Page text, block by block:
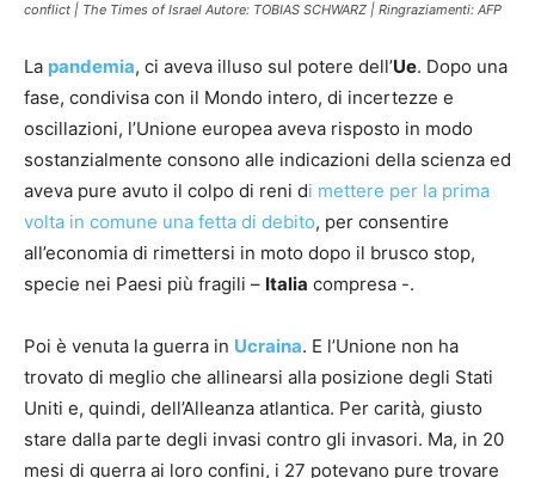
conflict | The Times of Israel Autore: TOBIAS SCHWARZ | Ringraziamenti: AFP
La pandemia, ci aveva illuso sul potere dell’Ue. Dopo una
fase, condivisa con il Mondo intero, di incertezze e
oscillazioni, l’Unione europea aveva risposto in modo
sostanzialmente consono alle indicazioni della scienza ed
aveva pure avuto il colpo di reni di mettere per la prima
volta in comune una fetta di debito, per consentire
all’economia di rimettersi in moto dopo il brusco stop,
specie nei Paesi più fragili – Italia compresa -.
Poi è venuta la guerra in Ucraina. E l’Unione non ha
trovato di meglio che allinearsi alla posizione degli Stati
Uniti e, quindi, dell’Alleanza atlantica. Per carità, giusto
stare dalla parte degli invasi contro gli invasori. Ma, in 20
mesi di guerra ai loro confini, i 27 potevano pure trovare